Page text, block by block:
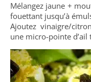
Mélangez jaune +
fouettant jusqu’à
Ajoutez vinaigre/
une micro-pointe